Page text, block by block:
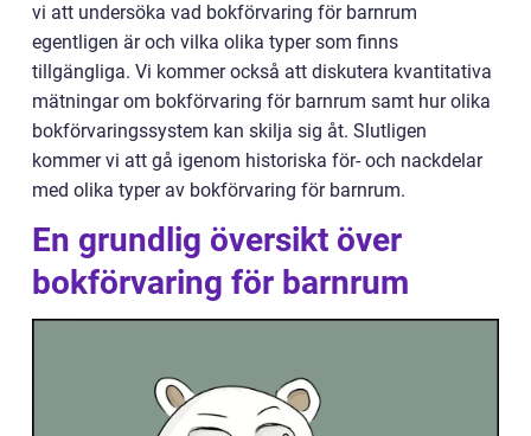
vi att undersöka vad bokförvaring för barnrum
egentligen är och vilka olika typer som finns
tillgängliga. Vi kommer också att diskutera kvantitativa
mätningar om bokförvaring för barnrum samt hur olika
bokförvaringssystem kan skilja sig åt. Slutligen
kommer vi att gå igenom historiska för- och nackdelar
med olika typer av bokförvaring för barnrum.
En grundlig översikt över
bokförvaring för barnrum